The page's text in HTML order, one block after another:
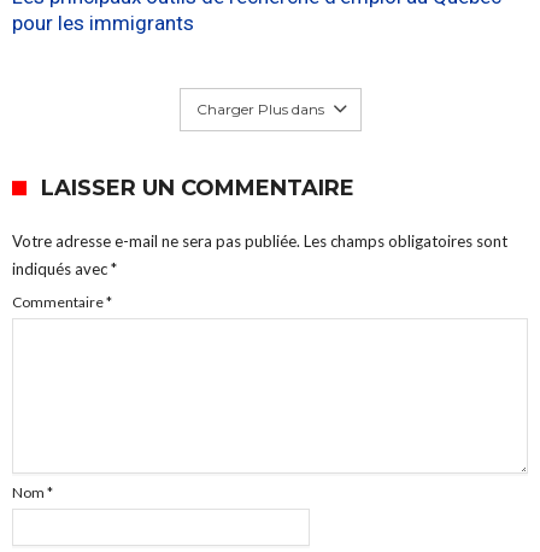
pour les immigrants
Charger Plus dans
LAISSER UN COMMENTAIRE
Votre adresse e-mail ne sera pas publiée. Les champs obligatoires sont
indiqués avec*
Commentaire*
Nom *